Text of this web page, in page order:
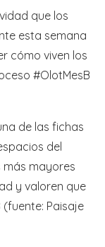
que los
esta semana
cómo viven los
#OlotMesB
de las fichas
del
más mayores
y valoren que
Paisaje